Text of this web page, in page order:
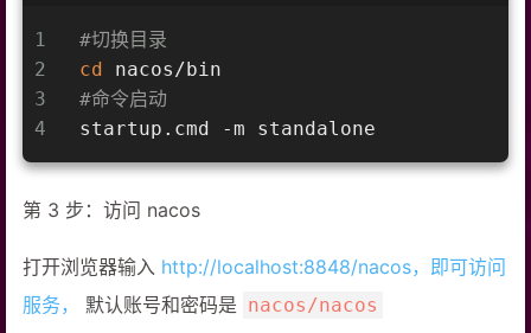
1
2
3
4
#切换目录
cd nacos/bin
#命令启动
startup.cmd -m standalone
第 3 步：访问 nacos
打开浏览器输入 http://localhost:8848/nacos，即可访问
服务，
默认账号和密码是 nacos/nacos